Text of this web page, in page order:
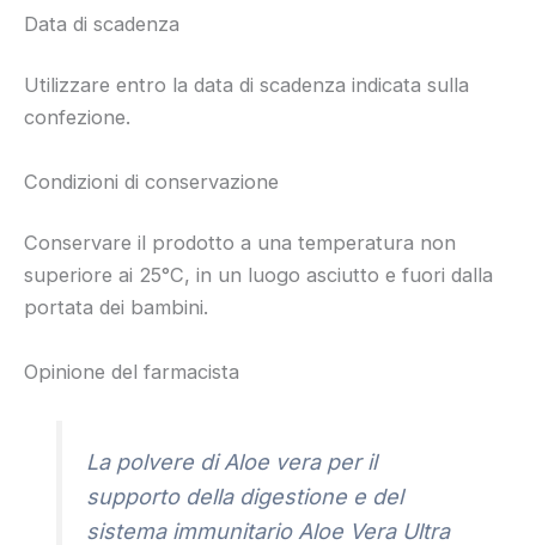
Data di scadenza
Utilizzare entro la data di scadenza indicata sulla
confezione.
Condizioni di conservazione
Conservare il prodotto a una temperatura non
superiore ai 25°C, in un luogo asciutto e fuori dalla
portata dei bambini.
Opinione del farmacista
La polvere di Aloe vera per il
supporto della digestione e del
sistema immunitario Aloe Vera Ultra